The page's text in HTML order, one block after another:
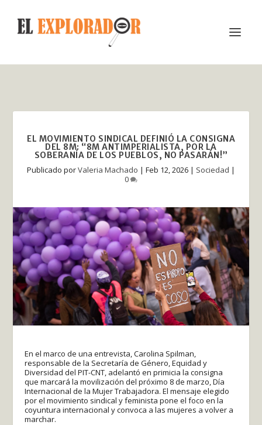
EL MOVIMIENTO SINDICAL DEFINIÓ LA CONSIGNA
DEL 8M: “8M ANTIMPERIALISTA, POR LA
SOBERANÍA DE LOS PUEBLOS, NO PASARÁN!”
Publicado porValeria Machado | Feb 12, 2026 | Sociedad |
0
En el marco de una entrevista, Carolina Spilman,
responsable de la Secretaría de Género, Equidad y
Diversidad del PIT-CNT, adelantó en primicia la consigna
que marcará la movilización del próximo 8 de marzo, Día
Internacional de la Mujer Trabajadora. El mensaje elegido
por el movimiento sindical y feminista pone el foco en la
coyuntura internacional y convoca a las mujeres a volver a
marchar.